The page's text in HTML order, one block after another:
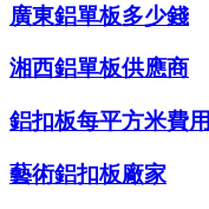
廣東鋁單板多少錢
湘西鋁單板供應商
鋁扣板每平方米費用
藝術鋁扣板廠家